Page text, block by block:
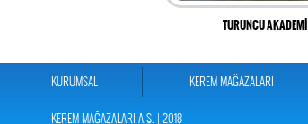
TURUNCU AKADEMİ
KURUMSAL KEREM MAĞAZALARI
KEREM MAĞAZALARI A.Ş. | 2018